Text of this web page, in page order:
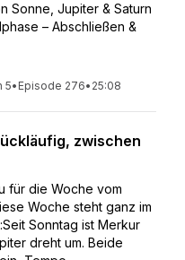
Sonne, Jupiter & Saturn
– Abschließen &
5• Episode 276• 25:08
zwischen
für die Woche vom
Woche steht ganz im
Sonntag ist Merkur
dreht um. Beide